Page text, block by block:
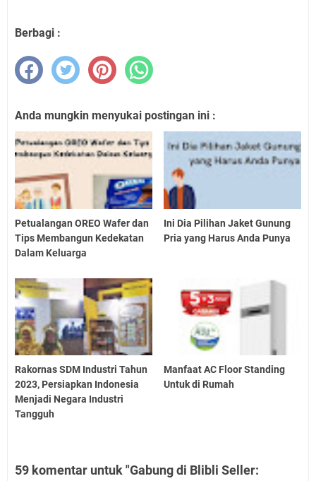
Berbagi :
Anda mungkin menyukai postingan ini :
Petualangan OREO Wafer dan
Tips Membangun Kedekatan
Dalam Keluarga
Ini Dia Pilihan Jaket Gunung
Pria yang Harus Anda Punya
Rakornas SDM Industri Tahun
2023, Persiapkan Indonesia
Menjadi Negara Industri
Tangguh
Manfaat AC Floor Standing
Untuk di Rumah
59 komentar untuk "Gabung di Blibli Seller: